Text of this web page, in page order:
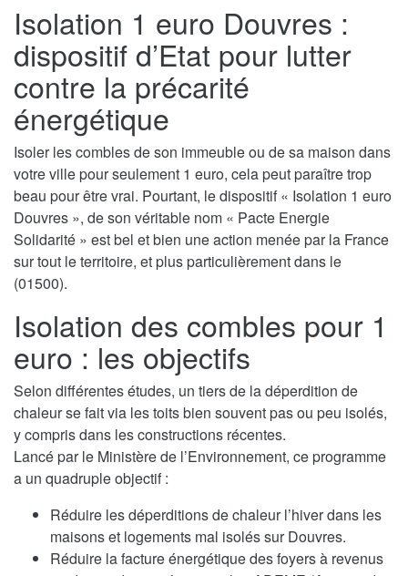
Isolation 1 euro Douvres :
dispositif d’Etat pour lutter
contre la précarité
énergétique
Isoler les combles de son immeuble ou de sa maison dans
votre ville pour seulement 1 euro, cela peut paraître trop
beau pour être vrai. Pourtant, le dispositif « Isolation 1 euro
Douvres », de son véritable nom « Pacte Energie
Solidarité » est bel et bien une action menée par la France
sur tout le territoire, et plus particulièrement dans le
(01500).
Isolation des combles pour 1
euro : les objectifs
Selon différentes études, un tiers de la déperdition de
chaleur se fait via les toits bien souvent pas ou peu isolés,
y compris dans les constructions récentes.
Lancé par le Ministère de l’Environnement, ce programme
a un quadruple objectif :
Réduire les déperditions de chaleur l’hiver dans les
maisons et logements mal isolés sur Douvres.
Réduire la facture énergétique des foyers à revenus